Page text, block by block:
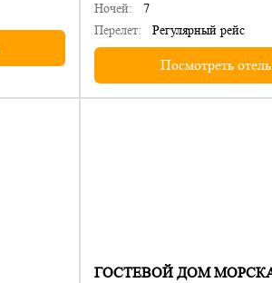
Ночей:
7
Перелет:
Регулярный рейс
Посмотреть отель